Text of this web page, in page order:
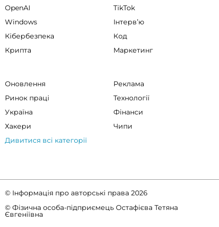
OpenAI
TikTok
Windows
Інтервʼю
Кібербезпека
Код
Крипта
Маркетинг
Оновлення
Реклама
Ринок праці
Технології
Україна
Фінанси
Хакери
Чипи
Дивитися всі категорії
© Інформація про авторські права 2026
© Фізична особа-підприємець Остафієва Тетяна
Євгеніївна